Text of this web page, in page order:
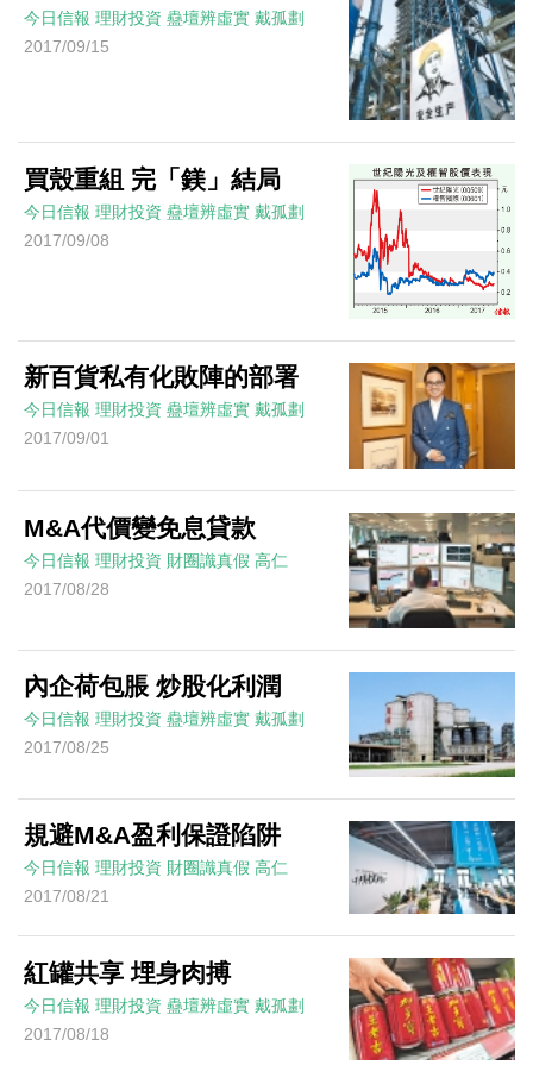
今日信報 理財投資 蠱壇辨虛實 戴孤劃
2017/09/15
買殼重組 完「鎂」結局
今日信報 理財投資 蠱壇辨虛實 戴孤劃
2017/09/08
新百貨私有化敗陣的部署
今日信報 理財投資 蠱壇辨虛實 戴孤劃
2017/09/01
M&A代價變免息貸款
今日信報 理財投資 財圈識真假 高仁
2017/08/28
內企荷包脹 炒股化利潤
今日信報 理財投資 蠱壇辨虛實 戴孤劃
2017/08/25
規避M&A盈利保證陷阱
今日信報 理財投資 財圈識真假 高仁
2017/08/21
紅罐共享 埋身肉搏
今日信報 理財投資 蠱壇辨虛實 戴孤劃
2017/08/18